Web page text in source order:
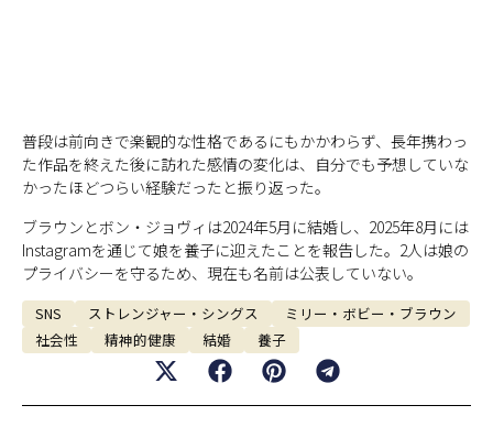
普段は前向きで楽観的な性格であるにもかかわらず、長年携わっ
た作品を終えた後に訪れた感情の変化は、自分でも予想していな
かったほどつらい経験だったと振り返った。
ブラウンとボン・ジョヴィは2024年5月に結婚し、2025年8月には
Instagramを通じて娘を養子に迎えたことを報告した。2人は娘の
プライバシーを守るため、現在も名前は公表していない。
SNS ストレンジャー・シングス
ミリー・ボビー・ブラウン
社会性
精神的健康 結婚 養子